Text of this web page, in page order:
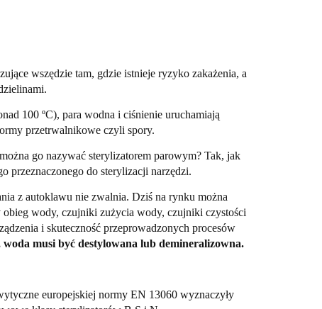
wszędzie tam, gdzie istnieje ryzyko zakażenia, a
100 ºC), para wodna i ciśnienie uruchamiają
przetrwalnikowe czyli spory.
go nazywać sterylizatorem parowym? Tak, jak
przeznaczonego do sterylizacji narzędzi.
z autoklawu nie zwalnia. Dziś na rynku można
wody, czujniki zużycia wody, czujniki czystości
i skuteczność przeprowadzonych procesów
woda musi być destylowana lub demineralizowna.
europejskiej normy EN 13060 wyznaczyły